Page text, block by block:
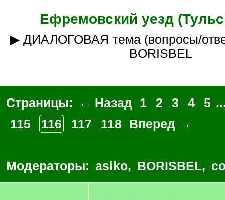
Ефремовский уезд
▶ ДИАЛОГОВАЯ тема (вопросы/ответы)___куратор
BORISBEL
Страницы: ← Назад 1 2 3 4 5
115
116 117 118 Вперед →
Модераторы: asiko, BORISBEL,